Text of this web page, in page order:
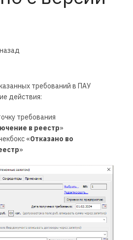
требований в ПАУ
действия:
требования
в реестр»
«Отказано во
»